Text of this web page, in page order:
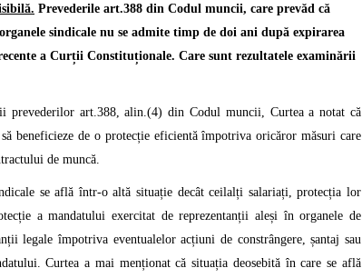
Prevederile art.388 din Codul muncii, care prevăd că
sindicale nu se admite timp de doi ani după expirarea
a Curții Constituționale. Care sunt rezultatele examinării
prevederilor art.388, alin.(4) din Codul muncii, Curtea a notat că
beneficieze de o protecție eficientă împotriva oricăror măsuri care
de muncă.
se află într-o altă situație decât ceilalți salariați, protecția lor
a mandatului exercitat de reprezentanții aleși în organele de
legale împotriva eventualelor acțiuni de constrângere, șantaj sau
Curtea a mai menționat că situația deosebită în care se află